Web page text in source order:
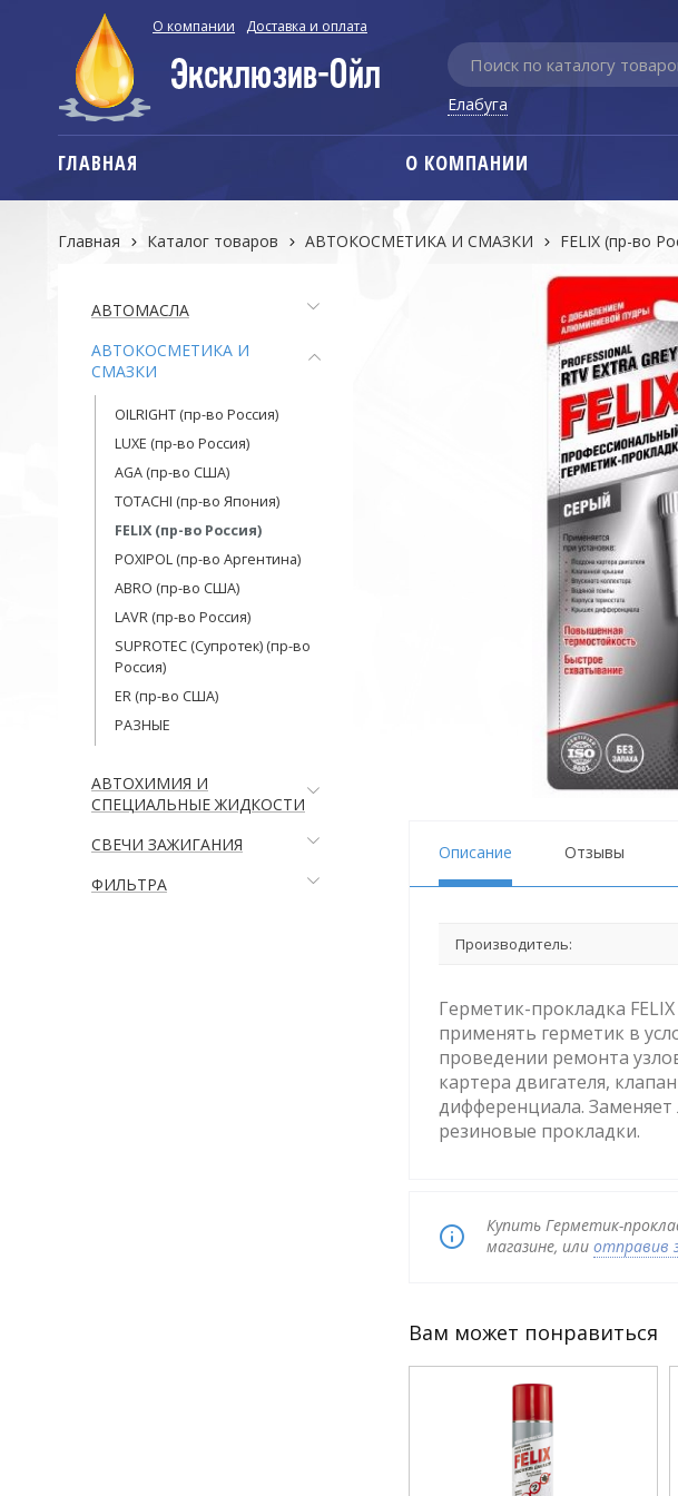
О компании Доставка и оплата
Елабуга
ГЛАВНАЯ О КОМПАНИИ
Главная Каталог товаров АВТОКОСМЕТИКА И СМАЗКИ FELIX (пр-во
АВТОМАСЛА
АВТОКОСМЕТИКА И
СМАЗКИ
OILRIGHT (пр-во Россия)
LUXE (пр-во Россия)
AGA (пр-во США)
TOTACHI (пр-во Япония)
FELIX (пр-во Россия)
POXIPOL (пр-во Аргентина)
ABRO (пр-во США)
LAVR (пр-во Россия)
SUPROTEC (Супротек) (пр-во
Россия)
ER (пр-во США)
РАЗНЫЕ
АВТОХИМИЯ И
СПЕЦИАЛЬНЫЕ ЖИДКОСТИ
СВЕЧИ ЗАЖИГАНИЯ
ФИЛЬТРА
Описание Отзывы
Производитель:
Герметик-прокладка
применять герметик в
проведении ремонта
картера двигателя,
дифференциала.
резиновые прокладки.
Купить Герметик-
магазине, или отправив
Вам может понравиться